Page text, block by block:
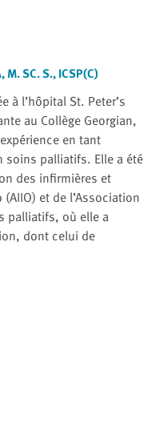
M. SC. S., ICSP(C)
à l’hôpital St. Peter’s
au Collège Georgian,
en tant
soins palliatifs. Elle a été
des infirmières et
et de l’Association
palliatifs, où elle a
dont celui de